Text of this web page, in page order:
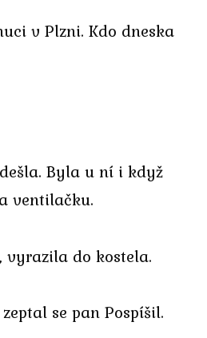
v Plzni. Kdo dneska
Byla u ní i když
ventilačku.
vyrazila do kostela.
se pan Pospíšil.